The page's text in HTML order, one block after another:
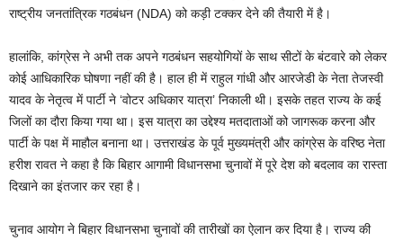
राष्ट्रीय जनतांत्रिक गठबंधन (NDA) को कड़ी टक्कर देने की तैयारी में है।
हालांकि, कांग्रेस ने अभी तक अपने गठबंधन सहयोगियों के साथ सीटों के बंटवारे को लेकर
कोई आधिकारिक घोषणा नहीं की है। हाल ही में राहुल गांधी और आरजेडी के नेता तेजस्वी
यादव के नेतृत्व में पार्टी ने ‘वोटर अधिकार यात्रा’ निकाली थी। इसके तहत राज्य के कई
जिलों का दौरा किया गया था। इस यात्रा का उद्देश्य मतदाताओं को जागरूक करना और
पार्टी के पक्ष में माहौल बनाना था। उत्तराखंड के पूर्व मुख्यमंत्री और कांग्रेस के वरिष्ठ नेता
हरीश रावत ने कहा है कि बिहार आगामी विधानसभा चुनावों में पूरे देश को बदलाव का रास्ता
दिखाने का इंतजार कर रहा है।
चुनाव आयोग ने बिहार विधानसभा चुनावों की तारीखों का ऐलान कर दिया है। राज्य की